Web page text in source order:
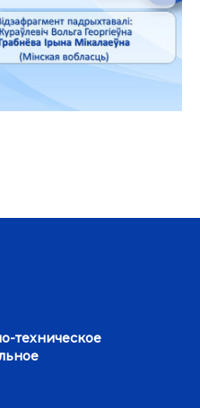
техническое